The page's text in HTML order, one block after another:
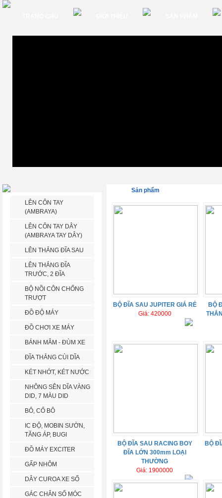
LÊN CÔN TAY
(AMBRAYA)
LÊN CÔN TAY DÂY
(AMBRAYA TAY DÂY)
LÊN THẮNG ĐĨA SAU
LÊN THẮNG ĐĨA
TRƯỚC, 2 ĐĨA
BỘ NỒI CÔN CHỐNG
TRƯỢT
ĐỒ ĐỘ MÁY
ĐỒ CHƠI XE MÁY
BÁNH MÂM - ĐÙM XE
ĐĨA THẮNG CÙI DĨA
KÉT NHỚT, KÉT NƯỚC
NHÔNG SÊN DĨA VÀNG
DID, 7 MÀU DID
BÔ, CỔ BÔ
IC ĐỘ, MOBIN SƯỜN,
TĂNG ÁP, BUGI
ĐỒ MÁY EXCITER
GẤP NHÔM
DÂY CUROA XE SỐ
GÁC CHÂN SỐ MÓC
Sản phẩm
BỘ ĐĨA SAU JUPITER GIÁ RẺ
Giá: 420000
BỘ
BỘ ĐĨA SAU RACING BOY
ĐĨA LỚN 300mm LOẠI
THƯỜNG
Giá: 1900000
BỘ